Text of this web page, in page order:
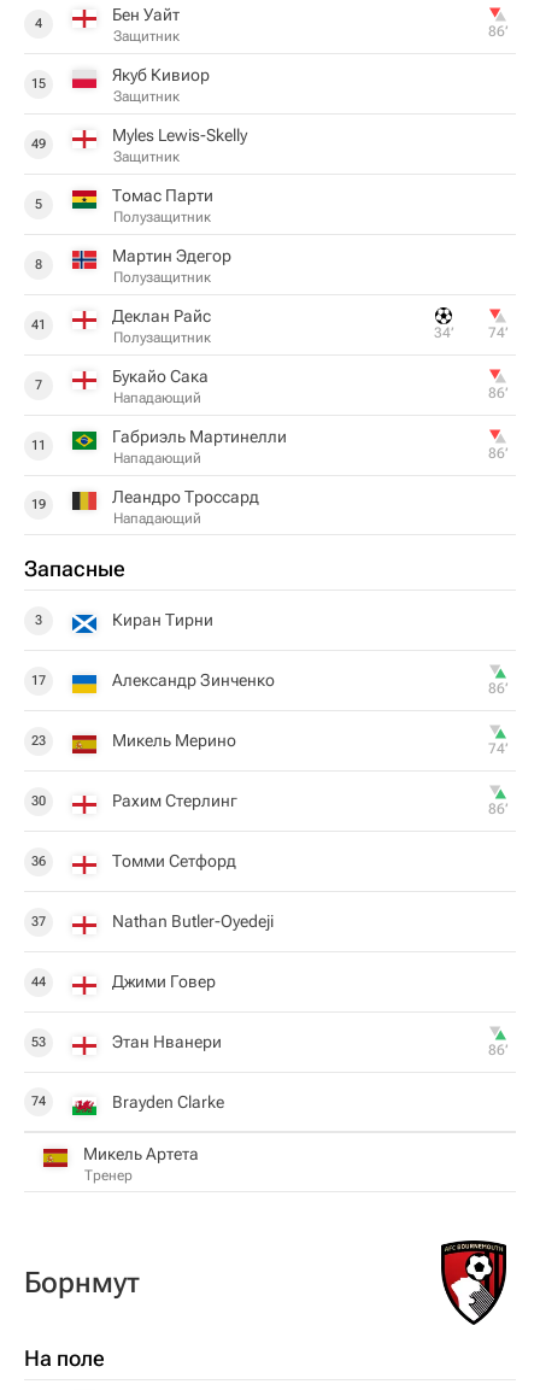
4 Бен Уайт
Защитник 86‎’‎
15 Якуб Кивиор
Защитник
49 Myles Lewis-Skelly
Защитник
5 Томас Парти
Полузащитник
8 Мартин Эдегор
Полузащитник
41 Деклан Райс
Полузащитник 34‎’‎ 74‎’‎
7 Букайо Сака
Нападающий 86‎’‎
11 Габриэль Мартинелли
Нападающий 86‎’‎
19 Леандро Троссард
Нападающий
Запасные
3 Киран Тирни
17 Александр Зинченко 86‎’‎
23 Микель Мерино 74‎’‎
30 Рахим Стерлинг 86‎’‎
36 Томми Сетфорд
37 Nathan Butler-Oyedeji
44 Джими Говер
53 Этан Нванери 86‎’‎
74 Brayden Clarke
Микель Артета
Тренер
Борнмут
На поле